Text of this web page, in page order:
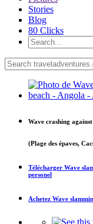
Stories
Blog
80 Clicks
Wave crashing
(Plage des épaves,
Télécharger Wave
personel
Achetez Wave